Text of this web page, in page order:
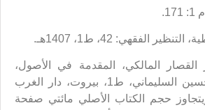
القصار المالكي، المقدمة في الأصول،
تحقيق: محمد بن الحسين السليماني، ط1، بيروت، دار الغرب
1996م. ويتجاوز حجم الكتاب الأصلي مائتي صفحة